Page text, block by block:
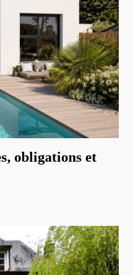
obligations et